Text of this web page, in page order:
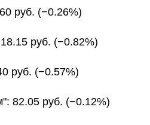
руб. (−0.26%)
руб. (−0.82%)
руб. (−0.57%)
82.05 руб. (−0.12%)